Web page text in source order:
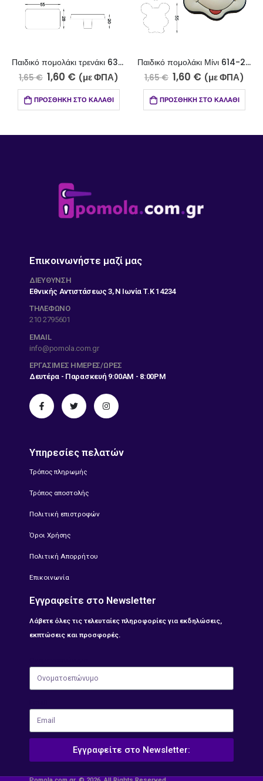
Παιδικό πομολάκι τρενάκι 630-22/1
1,65€ 1,60 € (με ΦΠΑ)
ΠΡΟΣΘΉΚΗ ΣΤΟ ΚΑΛΆΘΙ
Παιδικό πομολάκι Μίνι 614-22/1
1,65€ 1,60 € (με ΦΠΑ)
ΠΡΟΣΘΉΚΗ ΣΤΟ ΚΑΛΆΘΙ
Επικοινωνήστε μαζί μας
ΔΙΕΎΘΥΝΣΗ
Εθνικής Αντιστάσεως 3, Ν Ιωνία Τ.Κ 14234
ΤΗΛΕΦΩΝΟ
210 2795601
EMAIL
info@pomola.com.gr
ΕΡΓΆΣΙΜΕΣ ΗΜΈΡΕΣ/ΏΡΕΣ
Δευτέρα - Παρασκευή 9:00AM - 8:00PM
Υπηρεσίες πελατών
Τρόπος πληρωμής
Τρόπος αποστολής
Πολιτική επιστροφών
Όροι Χρήσης
Πολιτική Απορρήτου
Επικοινωνία
Εγγραφείτε στο Newsletter
Λάβετε όλες τις τελευταίες πληροφορίες για εκδηλώσεις,
εκπτώσεις και προσφορές.
Εγγραφείτε στο Newsletter: